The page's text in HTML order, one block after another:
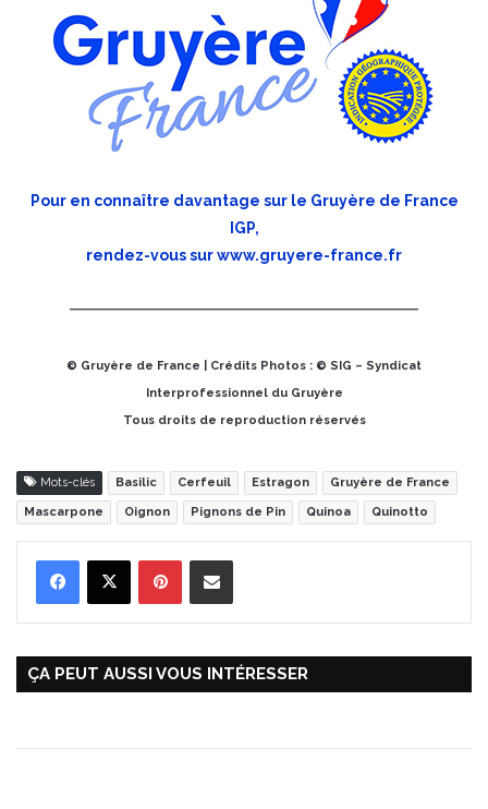
Pour en connaître davantage sur le Gruyère de France
IGP,
rendez-vous surwww.gruyere-france.fr
© Gruyère de France | Crédits Photos : © SIG – Syndicat
Interprofessionnel du Gruyère
Tous droits de reproduction réservés
Mots-clés Basilic Cerfeuil Estragon Gruyère de France
Mascarpone Oignon Pignons de Pin Quinoa Quinotto
ÇA PEUT AUSSI VOUS INTÉRESSER